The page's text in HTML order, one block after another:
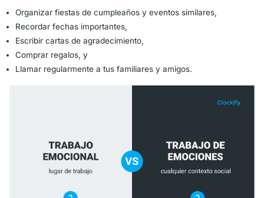
Organizar fiestas de cumpleaños y eventos similares,
Recordar fechas importantes,
Escribir cartas de agradecimiento,
Comprar regalos, y
Llamar regularmente a tus familiares y amigos.